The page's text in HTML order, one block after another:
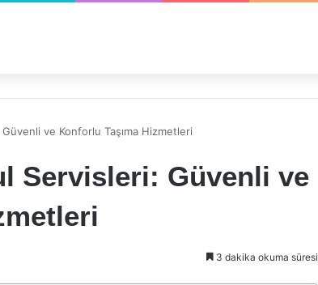
ve Konforlu Taşıma Hizmetleri
Servisleri: Güvenli ve
3 dakika okuma süresi